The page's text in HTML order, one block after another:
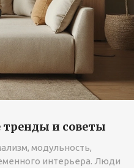
тренды и советы
модульность,
интерьера. Люди